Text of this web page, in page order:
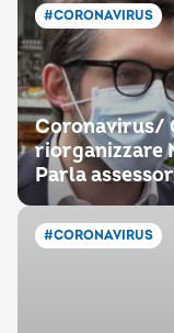
#CORONAVIRUS
Coronavirus/
riorganizzare
Parla
#CORONAVIRUS